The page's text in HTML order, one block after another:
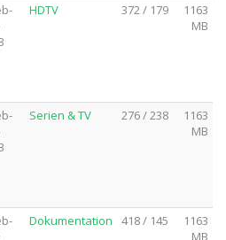
HDTV 372 / 179
1163
MB
Serien & TV 276 / 238
1163
MB
Dokumentation 418 / 145
1163
MB